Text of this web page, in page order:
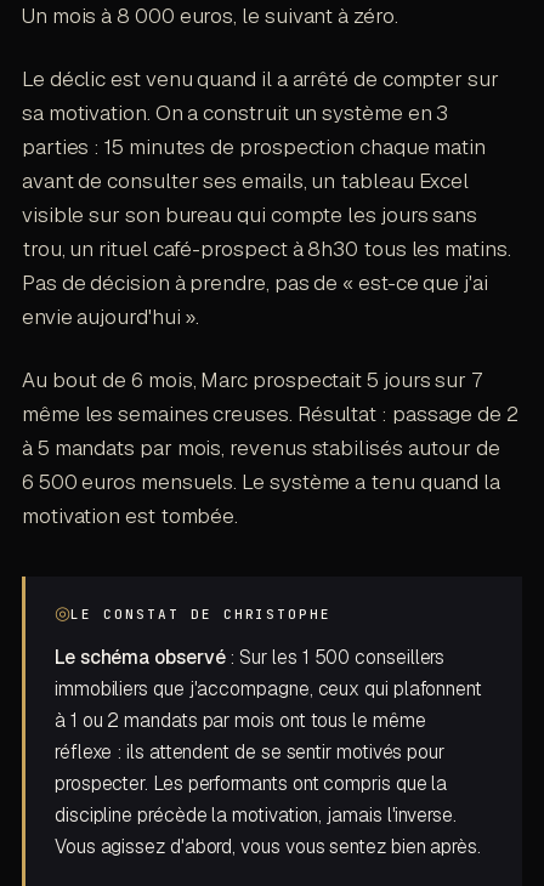
Un mois à 8 000 euros, le suivant à zéro.
Le déclic est venu quand il a arrêté de compter sur
sa motivation. On a construit un système en 3
parties : 15 minutes de prospection chaque matin
avant de consulter ses emails, un tableau Excel
visible sur son bureau qui compte les jours sans
trou, un rituel café-prospect à 8h30 tous les matins.
Pas de décision à prendre, pas de « est-ce que j'ai
envie aujourd'hui ».
Au bout de 6 mois, Marc prospectait 5 jours sur 7
même les semaines creuses. Résultat : passage de 2
à 5 mandats par mois, revenus stabilisés autour de
6 500 euros mensuels. Le système a tenu quand la
motivation est tombée.
◎LE CONSTAT DE CHRISTOPHE
Le schéma observé: Sur les 1 500 conseillers
immobiliers que j'accompagne, ceux qui plafonnent
à 1 ou 2 mandats par mois ont tous le même
réflexe : ils attendent de se sentir motivés pour
prospecter. Les performants ont compris que la
discipline précède la motivation, jamais l'inverse.
Vous agissez d'abord, vous vous sentez bien après.